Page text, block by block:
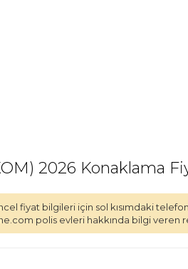
2026 Konaklama
fiyat bilgileri için sol kısımdaki
polis evleri hakkında bilgi veren